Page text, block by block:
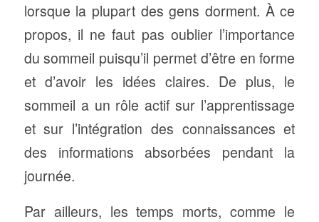
lorsque la plupart des gens dorment. À ce
propos, il ne faut pas oublier l’importance
du sommeil puisqu’il permet d’être en forme
et d’avoir les idées claires. De plus, le
sommeil a un rôle actif sur l’apprentissage
et sur l’intégration des connaissances et
des informations absorbées pendant la
journée.
Par ailleurs, les temps morts, comme le